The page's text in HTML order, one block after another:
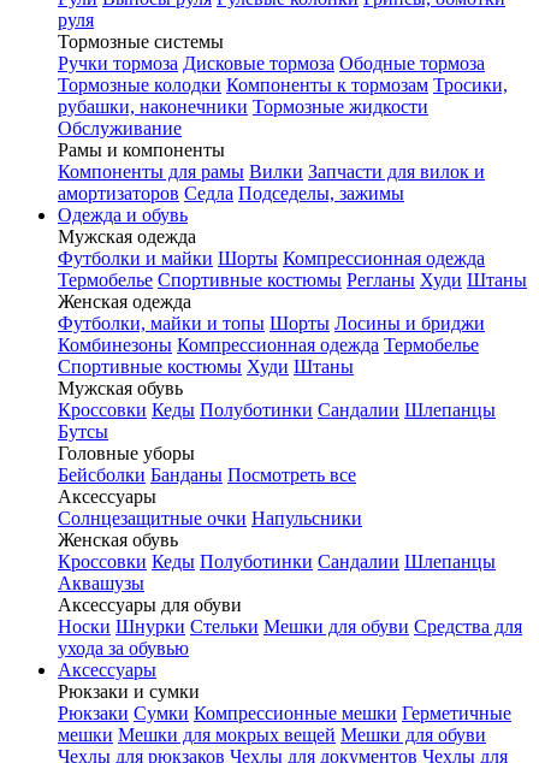
руля
Тормозные системы
Ручки тормоза Дисковые тормоза Ободные тормоза
Тормозные колодки Компоненты к тормозам Тросики,
рубашки, наконечники Тормозные жидкости
Обслуживание
Рамы и компоненты
Компоненты для рамы Вилки Запчасти для вилок и
амортизаторов Седла Подседелы, зажимы
Одежда и обувь
Мужская одежда
Футболки и майки Шорты Компрессионная одежда
Термобелье Спортивные костюмы Регланы Худи Штаны
Женская одежда
Футболки, майки и топы Шорты Лосины и бриджи
Комбинезоны Компрессионная одежда Термобелье
Спортивные костюмы Худи Штаны
Мужская обувь
Кроссовки Кеды Полуботинки Сандалии Шлепанцы
Бутсы
Головные уборы
Бейсболки Банданы Посмотреть все
Аксессуары
Солнцезащитные очки Напульсники
Женская обувь
Кроссовки Кеды Полуботинки Сандалии Шлепанцы
Аквашузы
Аксессуары для обуви
Носки Шнурки Стельки Мешки для обуви Средства для
ухода за обувью
Аксессуары
Рюкзаки и сумки
Рюкзаки Сумки Компрессионные мешки Герметичные
мешки Мешки для мокрых вещей Мешки для обуви
Чехлы для рюкзаков Чехлы для документов Чехлы для